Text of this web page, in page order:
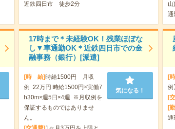
近鉄四日市 徒歩2分
通
17時まで＊未経験OK！残業ほぼな
し▼車通勤OK＊近鉄四日市での金
融事務（銀行）[派遣]
[時 給]時給1500円 月収
例 22万円 時給1500円×実働7
h30m×週5日×4週 ※月収例を
保証するものではありませ
ん。
気になる！
[
例
[
[
通